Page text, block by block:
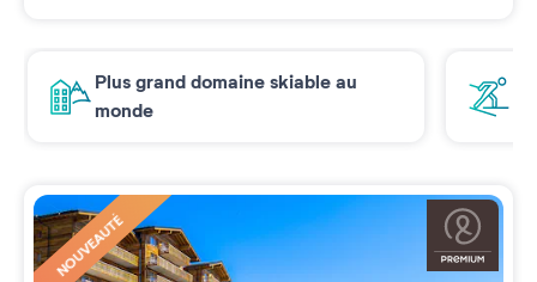
Plus grand domaine skiable au
monde
NOUVEAUTÉ